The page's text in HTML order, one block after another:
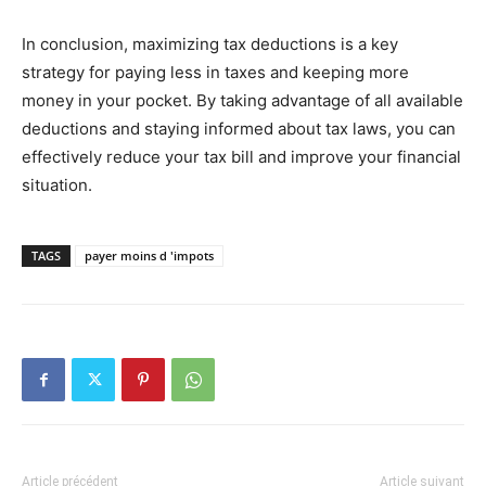
In conclusion, maximizing tax deductions is a key
strategy for paying less in taxes and keeping more
money in your pocket. By taking advantage of all available
deductions and staying informed about tax laws, you can
effectively reduce your tax bill and improve your financial
situation.
TAGS payer moins d 'impots
Article précédent Article suivant